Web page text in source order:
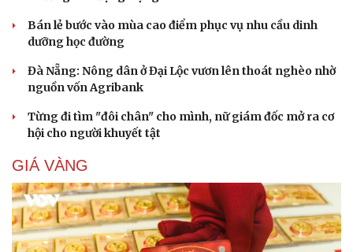
Bán lẻ bước vào mùa cao điểm phục vụ nhu cầu dinh
dưỡng học đường
Đà Nẵng: Nông dân ở Đại Lộc vươn lên thoát nghèo nhờ
nguồn vốn Agribank
Từng đi tìm "đôi chân" cho mình, nữ giám đốc mở ra cơ
hội cho người khuyết tật
GIÁ VÀNG